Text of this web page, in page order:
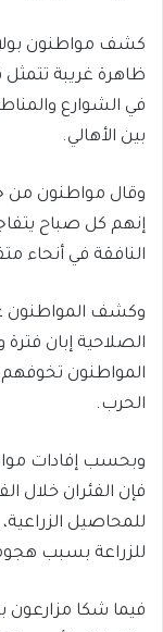
كشف مواطنون
ظاهرة غريبة تتمثل
في الشوارع
بين الأهالي.
​وقال مواطنون من
إنهم كل صباح
النافقة في أنحاء
​وكشف المواطنون
الصلاحية إبان فترة
المواطنون
الحرب.
​وبحسب إفادات
فإن الفئران خلال
للمحاصيل
للزراعة بسبب
​فيما شكا مزارعون